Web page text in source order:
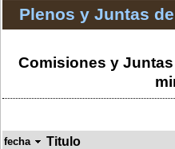
Plenos y Juntas
Comisiones y
fecha Titulo